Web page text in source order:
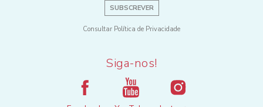
SUBSCREVER
Consultar Política de Privacidade
Siga-nos!